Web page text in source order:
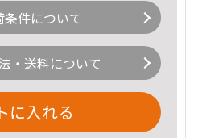
条件について
・送料について
に入れる